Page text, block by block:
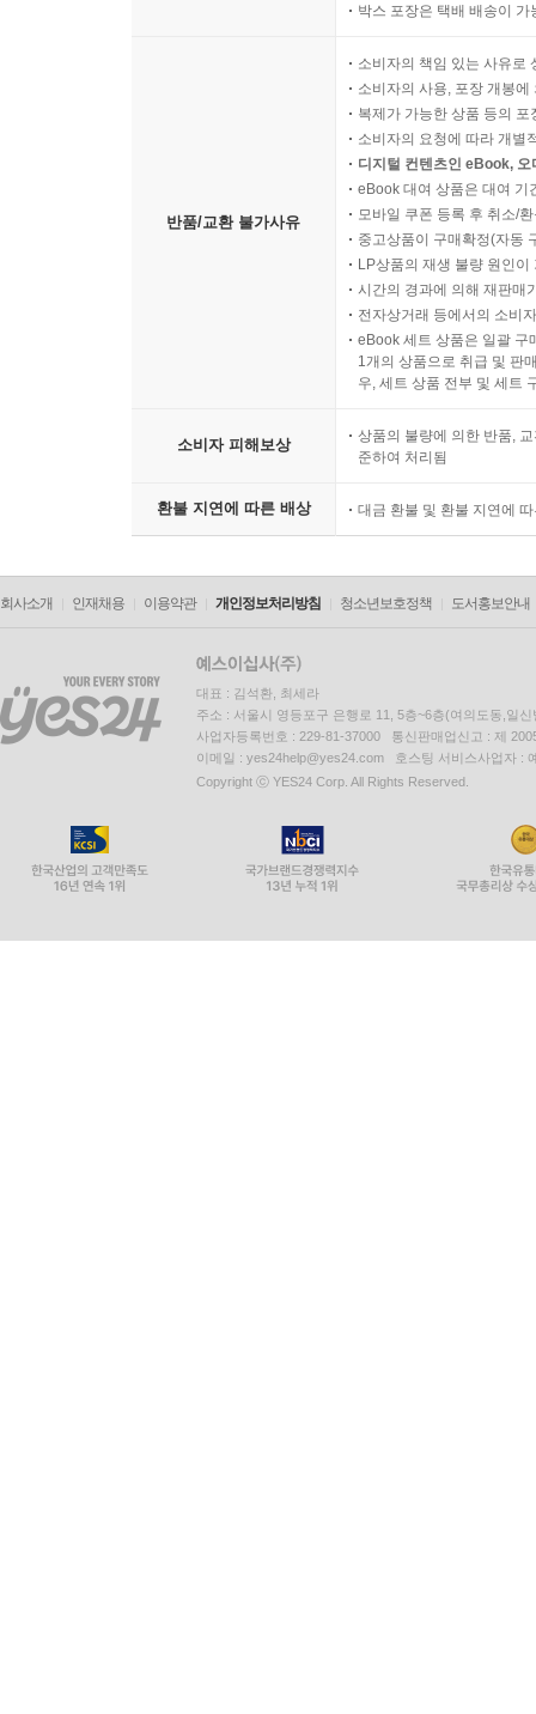
박스 포장은 택배 배송이
반품/교환 불가사유
소비자의 책임 있는 사유로
소비자의 사용, 포장 개봉
복제가 가능한 상품 등의
소비자의 요청에 따라 개별
디지털 컨텐츠인 eBook,
eBook 대여 상품은 대여 기
모바일 쿠폰 등록 후 취소/
중고상품이 구매확정(자동
LP상품의 재생 불량 원인
시간의 경과에 의해 재판매
전자상거래 등에서의 소비
eBook 세트 상품은 일괄 구
1개의 상품으로 취급 및 판
우, 세트 상품 전부 및 세트
소비자 피해보상
상품의 불량에 의한 반품,
준하여 처리됨
환불 지연에 따른 배상 대금 환불 및 환불 지연에
회사소개 인재채용 이용약관 개인정보처리방침 청소년보호정책 도서홍보안내
대표 : 김석환, 최세라
주소 : 서울시 영등포구 은행로 11, 5층~6층(여의도동,일신
사업자등록번호 : 229-81-37000 통신판매업신고 : 제
이메일 : yes24help@yes24.com 호스팅 서비스사업자 :
Copyright ⓒ YES24 Corp. All Rights Reserved.